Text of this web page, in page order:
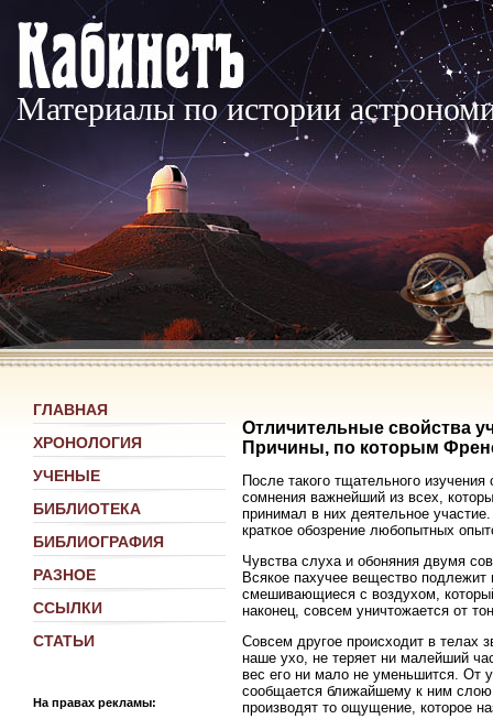
Материалы по истории
ГЛАВНАЯ
ХРОНОЛОГИЯ
УЧЕНЫЕ
БИБЛИОТЕКА
БИБЛИОГРАФИЯ
РАЗНОЕ
ССЫЛКИ
СТАТЬИ
На правах рекламы:
Отличительные свойства
Причины, по которым
После такого тщательного
сомнения важнейший из всех,
принимал в них деятельное
краткое обозрение любопытных
Чувства слуха и обоняния двумя
Всякое пахучее вещество подлежит
смешивающиеся с воздухом,
наконец, совсем уничтожается от
Совсем другое происходит в телах
наше ухо, не теряет ни малейший
вес его ни мало не уменьшится. От
сообщается ближайшему к ним
производят то ощущение, которое